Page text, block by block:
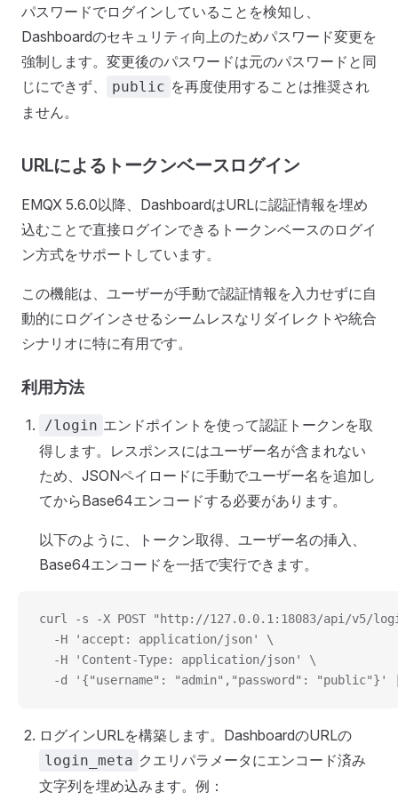
パスワードでログインしていることを検知し、
Dashboardのセキュリティ向上のためパスワード変更を
強制します。変更後のパスワードは元のパスワードと同
じにできず、
public を再度使用することは推奨され
ません。
URLによるトークンベースログイン
EMQX 5.6.0以降、DashboardはURLに認証情報を埋め
込むことで直接ログインできるトークンベースのログイ
ン方式をサポートしています。
この機能は、ユーザーが手動で認証情報を入力せずに自
動的にログインさせるシームレスなリダイレクトや統合
シナリオに特に有用です。
利用方法
/login エンドポイントを使って認証トークンを取
得します。レスポンスにはユーザー名が含まれない
ため、JSONペイロードに手動でユーザー名を追加し
てからBase64エンコードする必要があります。
以下のように、トークン取得、ユーザー名の挿入、
Base64エンコードを一括で実行できます。
curl -s -X POST "http://127.0.0.1:18083/api/v5/
  -H 'accept: application/json' \
  -H 'Content-Type: application/json' \
-d '{"username": "admin","password": "public"}'
ログインURLを構築します。DashboardのURLの
login_meta クエリパラメータにエンコード済み
文字列を埋め込みます。例：